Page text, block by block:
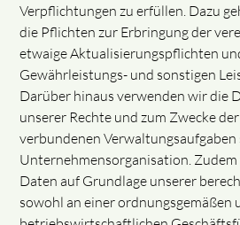
Verpflichtungen zu erfüllen. Dazu
die Pflichten zur Erbringung der
etwaige Aktualisierungspflichten
Gewährleistungs- und sonstigen
Darüber hinaus verwenden wir die
unserer Rechte und zum Zwecke
verbundenen Verwaltungsaufgaben
Unternehmensorganisation.
Daten auf Grundlage unserer
sowohl an einer ordnungsgemäßen